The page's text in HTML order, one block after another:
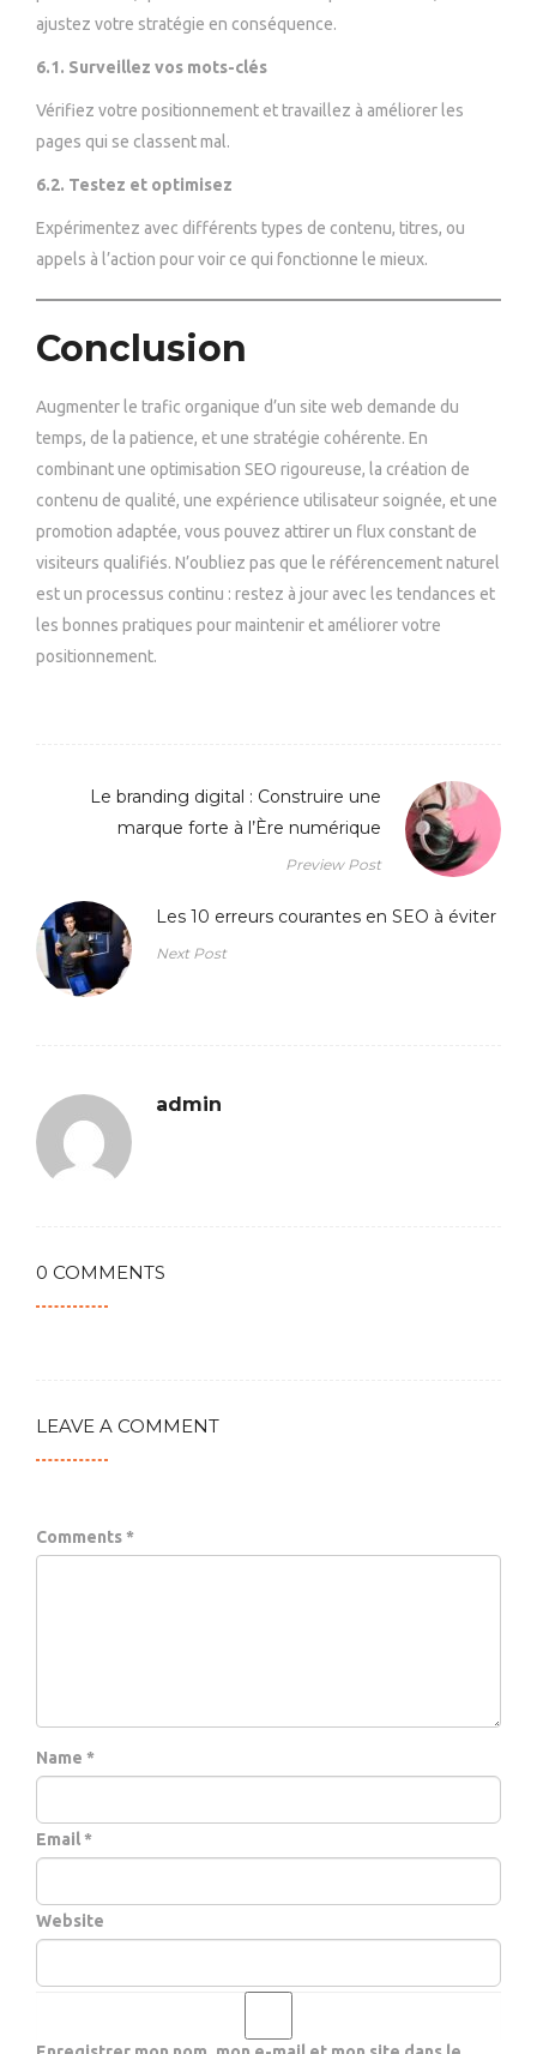
ajustez votre stratégie en conséquence.
6.1. Surveillez vos mots-clés
Vérifiez votre positionnement et travaillez à améliorer les
pages qui se classent mal.
6.2. Testez et optimisez
Expérimentez avec différents types de contenu, titres, ou
appels à l’action pour voir ce qui fonctionne le mieux.
Conclusion
Augmenter le trafic organique d’un site web demande du
temps, de la patience, et une stratégie cohérente. En
combinant une optimisation SEO rigoureuse, la création de
contenu de qualité, une expérience utilisateur soignée, et une
promotion adaptée, vous pouvez attirer un flux constant de
visiteurs qualifiés. N’oubliez pas que le référencement naturel
est un processus continu : restez à jour avec les tendances et
les bonnes pratiques pour maintenir et améliorer votre
positionnement.
Le branding digital : Construire une
marque forte à l’Ère numérique
Preview Post
Les 10 erreurs courantes en SEO à éviter
Next Post
admin
0 COMMENTS
LEAVE A COMMENT
Comments *
Name *
Email *
Website